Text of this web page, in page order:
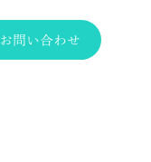
お問い合わせ